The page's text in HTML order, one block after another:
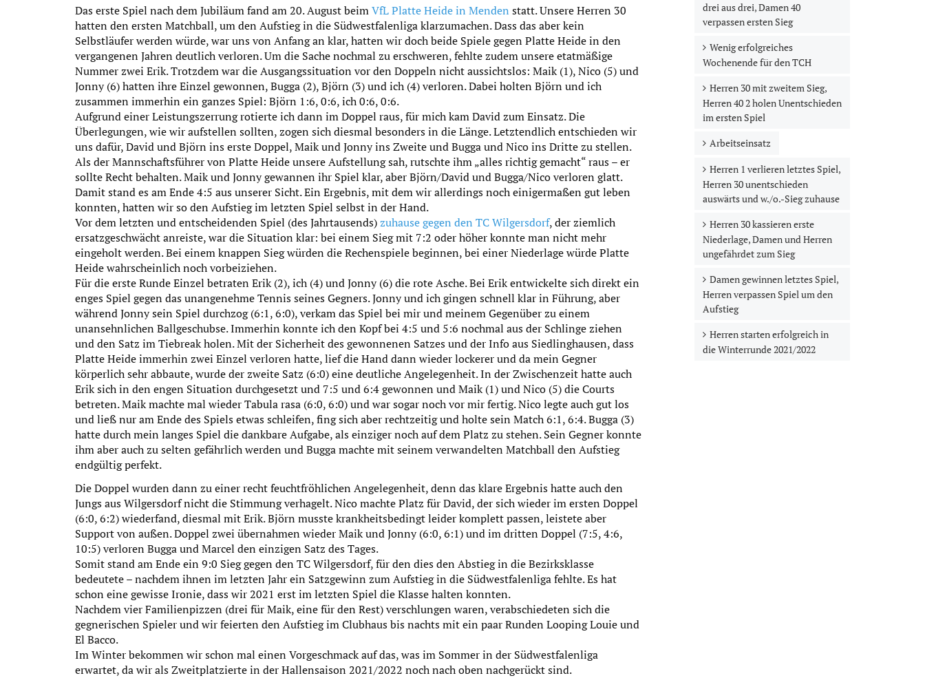
Das erste Spiel nach dem Jubiläum fand am 20. August beimVfL Platte Heide in Menden statt. Unsere Herren 30
hatten den ersten Matchball, um den Aufstieg in die Südwestfalenliga klarzumachen. Dass das aber kein
Selbstläufer werden würde, war uns von Anfang an klar, hatten wir doch beide Spiele gegen Platte Heide in den
vergangenen Jahren deutlich verloren. Um die Sache nochmal zu erschweren, fehlte zudem unsere etatmäßige
Nummer zwei Erik. Trotzdem war die Ausgangssituation vor den Doppeln nicht aussichtslos: Maik (1), Nico (5) und
Jonny (6) hatten ihre Einzel gewonnen, Bugga (2), Björn (3) und ich (4) verloren. Dabei holten Björn und ich
zusammen immerhin ein ganzes Spiel: Björn 1:6, 0:6, ich 0:6, 0:6.
Aufgrund einer Leistungszerrung rotierte ich dann im Doppel raus, für mich kam David zum Einsatz. Die
Überlegungen, wie wir aufstellen sollten, zogen sich diesmal besonders in die Länge. Letztendlich entschieden wir
uns dafür, David und Björn ins erste Doppel, Maik und Jonny ins Zweite und Bugga und Nico ins Dritte zu stellen.
Als der Mannschaftsführer von Platte Heide unsere Aufstellung sah, rutschte ihm „alles richtig gemacht“ raus – er
sollte Recht behalten. Maik und Jonny gewannen ihr Spiel klar, aber Björn/David und Bugga/Nico verloren glatt.
Damit stand es am Ende 4:5 aus unserer Sicht. Ein Ergebnis, mit dem wir allerdings noch einigermaßen gut leben
konnten, hatten wir so den Aufstieg im letzten Spiel selbst in der Hand.
Vor dem letzten und entscheidenden Spiel (des Jahrtausends)zuhause gegen den TC Wilgersdorf, der ziemlich
ersatzgeschwächt anreiste, war die Situation klar: bei einem Sieg mit 7:2 oder höher konnte man nicht mehr
eingeholt werden. Bei einem knappen Sieg würden die Rechenspiele beginnen, bei einer Niederlage würde Platte
Heide wahrscheinlich noch vorbeiziehen.
Für die erste Runde Einzel betraten Erik (2), ich (4) und Jonny (6) die rote Asche. Bei Erik entwickelte sich direkt ein
enges Spiel gegen das unangenehme Tennis seines Gegners. Jonny und ich gingen schnell klar in Führung, aber
während Jonny sein Spiel durchzog (6:1, 6:0), verkam das Spiel bei mir und meinem Gegenüber zu einem
unansehnlichen Ballgeschubse. Immerhin konnte ich den Kopf bei 4:5 und 5:6 nochmal aus der Schlinge ziehen
und den Satz im Tiebreak holen. Mit der Sicherheit des gewonnenen Satzes und der Info aus Siedlinghausen, dass
Platte Heide immerhin zwei Einzel verloren hatte, lief die Hand dann wieder lockerer und da mein Gegner
körperlich sehr abbaute, wurde der zweite Satz (6:0) eine deutliche Angelegenheit. In der Zwischenzeit hatte auch
Erik sich in den engen Situation durchgesetzt und 7:5 und 6:4 gewonnen und Maik (1) und Nico (5) die Courts
betreten. Maik machte mal wieder Tabula rasa (6:0, 6:0) und war sogar noch vor mir fertig. Nico legte auch gut los
und ließ nur am Ende des Spiels etwas schleifen, fing sich aber rechtzeitig und holte sein Match 6:1, 6:4. Bugga (3)
hatte durch mein langes Spiel die dankbare Aufgabe, als einziger noch auf dem Platz zu stehen. Sein Gegner konnte
ihm aber auch zu selten gefährlich werden und Bugga machte mit seinem verwandelten Matchball den Aufstieg
endgültig perfekt.
Die Doppel wurden dann zu einer recht feuchtfröhlichen Angelegenheit, denn das klare Ergebnis hatte auch den
Jungs aus Wilgersdorf nicht die Stimmung verhagelt. Nico machte Platz für David, der sich wieder im ersten Doppel
(6:0, 6:2) wiederfand, diesmal mit Erik. Björn musste krankheitsbedingt leider komplett passen, leistete aber
Support von außen. Doppel zwei übernahmen wieder Maik und Jonny (6:0, 6:1) und im dritten Doppel (7:5, 4:6,
10:5) verloren Bugga und Marcel den einzigen Satz des Tages.
Somit stand am Ende ein 9:0 Sieg gegen den TC Wilgersdorf, für den dies den Abstieg in die Bezirksklasse
bedeutete – nachdem ihnen im letzten Jahr ein Satzgewinn zum Aufstieg in die Südwestfalenliga fehlte. Es hat
schon eine gewisse Ironie, dass wir 2021 erst im letzten Spiel die Klasse halten konnten.
Nachdem vier Familienpizzen (drei für Maik, eine für den Rest) verschlungen waren, verabschiedeten sich die
gegnerischen Spieler und wir feierten den Aufstieg im Clubhaus bis nachts mit ein paar Runden Looping Louie und
El Bacco.
Im Winter bekommen wir schon mal einen Vorgeschmack auf das, was im Sommer in der Südwestfalenliga
erwartet, da wir als Zweitplatzierte in der Hallensaison 2021/2022 noch nach oben nachgerückt sind.
drei aus drei, Damen 40
verpassen ersten Sieg
Wenig erfolgreiches
Wochenende für den TCH
Herren 30 mit zweitem Sieg,
Herren 40 2 holen Unentschieden
im ersten Spiel
Arbeitseinsatz
Herren 1 verlieren letztes Spiel,
Herren 30 unentschieden
auswärts und w./o.-Sieg zuhause
Herren 30 kassieren erste
Niederlage, Damen und Herren
ungefährdet zum Sieg
Damen gewinnen letztes Spiel,
Herren verpassen Spiel um den
Aufstieg
Herren starten erfolgreich in
die Winterrunde 2021/2022